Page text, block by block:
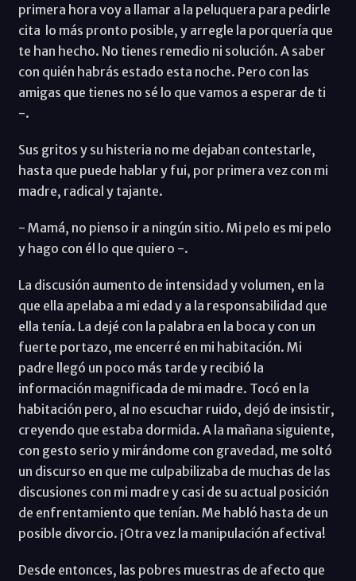
primera hora voy a llamar a la peluquera para pedirle
cita lo más pronto posible, y arregle la porquería que
te han hecho. No tienes remedio ni solución. A saber
con quién habrás estado esta noche. Pero con las
amigas que tienes no sé lo que vamos a esperar de ti
-.
Sus gritos y su histeria no me dejaban contestarle,
hasta que puede hablar y fui, por primera vez con mi
madre, radical y tajante.
- Mamá, no pienso ir a ningún sitio. Mi pelo es mi pelo
y hago con él lo que quiero -.
La discusión aumento de intensidad y volumen, en la
que ella apelaba a mi edad y a la responsabilidad que
ella tenía. La dejé con la palabra en la boca y con un
fuerte portazo, me encerré en mi habitación. Mi
padre llegó un poco más tarde y recibió la
información magnificada de mi madre. Tocó en la
habitación pero, al no escuchar ruido, dejó de insistir,
creyendo que estaba dormida. A la mañana siguiente,
con gesto serio y mirándome con gravedad, me soltó
un discurso en que me culpabilizaba de muchas de las
discusiones con mi madre y casi de su actual posición
de enfrentamiento que tenían. Me habló hasta de un
posible divorcio. ¡Otra vez la manipulación afectiva!
Desde entonces, las pobres muestras de afecto que